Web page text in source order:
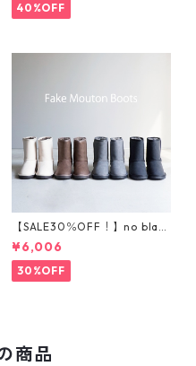
40%OFF
【SALE30％OFF！】no blan
d フェイクムートンブーツ
201-1
¥6,006
30%OFF
商品